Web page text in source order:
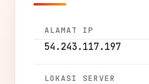
ALAMAT IP
54.243.117.197
LOKASI SERVER